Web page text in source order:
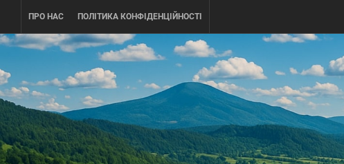
content
ПРО НАС ПОЛІТИКА КОНФІДЕНЦІЙНОСТІ